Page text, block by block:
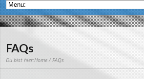
FAQs
Du bist hier:Home / FAQs